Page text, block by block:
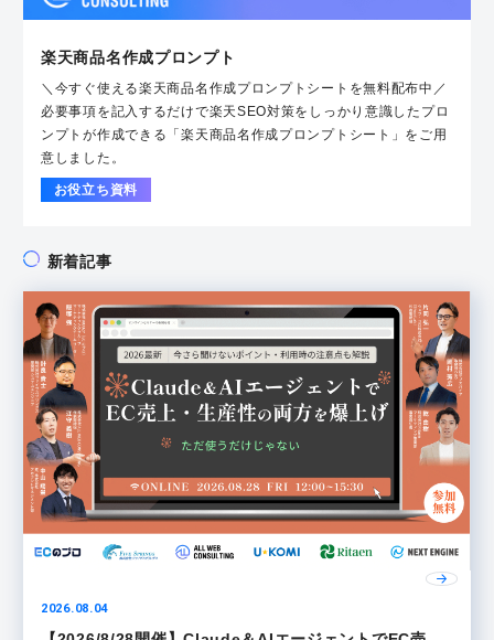
楽天商品名作成プロンプト
＼今すぐ使える楽天商品名作成プロンプトシートを無料配布中／
必要事項を記入するだけで楽天SEO対策をしっかり意識したプロ
ンプトが作成できる「楽天商品名作成プロンプトシート」をご用
意しました。
お役立ち資料
新着記事
2026.08.04